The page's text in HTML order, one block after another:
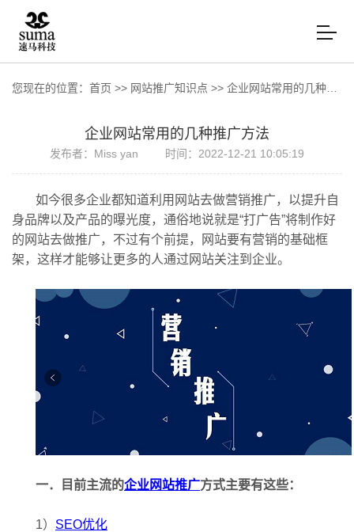
您现在的位置： 首页 >> 网站推广知识点 >> 企业网站常用的几种推广方法
企业网站常用的几种推广方法
发布者：Miss yan 时间：2022-12-21 10:05:19
如今很多企业都知道利用网站去做营销推广，以提升自
身品牌以及产品的曝光度，通俗地说就是“打广告”将制作好
的网站去做推广，不过有个前提，网站要有营销的基础框
架，这样才能够让更多的人通过网站关注到企业。
一．目前主流的企业网站推广方式主要有这些：
1） SEO优化